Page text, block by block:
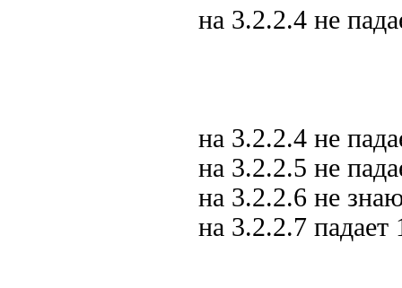
на 3.2.2.4 не
на 3.2.2.4 не
на 3.2.2.5 не
на 3.2.2.6 не
на 3.2.2.7